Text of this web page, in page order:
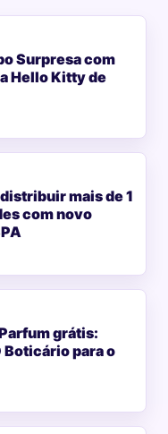
Surpresa com
Hello Kitty de
mais de 1
com novo
grátis:
Boticário para o